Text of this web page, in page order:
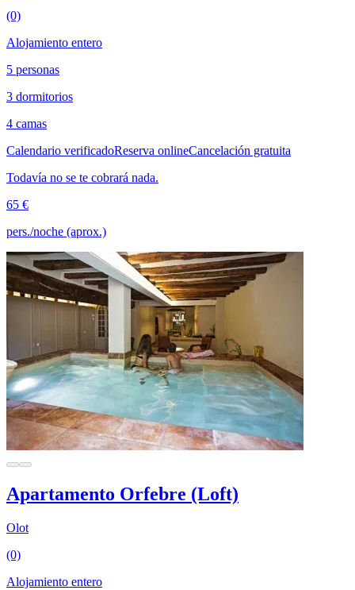
(0)
Alojamiento entero
5 personas
3 dormitorios
4 camas
Calendario verificadoReserva onlineCancelación gratuita
Todavía no se te cobrará nada.
65 €
pers./noche (aprox.)
Apartamento Orfebre (Loft)
Olot
(0)
Alojamiento entero